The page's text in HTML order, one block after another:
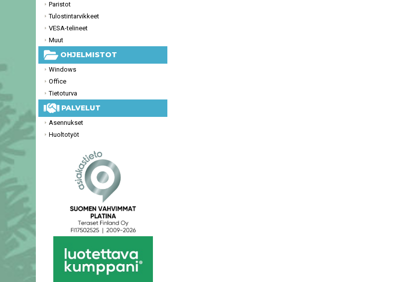
Paristot
Tulostintarvikkeet
VESA-telineet
Muut
OHJELMISTOT
Windows
Office
Tietoturva
PALVELUT
Asennukset
Huoltotyöt